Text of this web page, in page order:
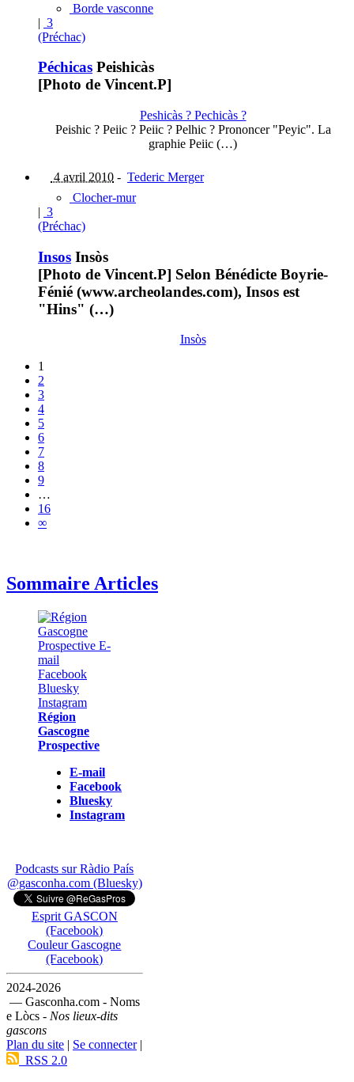
Borde vasconne
| 3
(Préchac)
Péchicas Peishicàs
[Photo de Vincent.P]
Peshicàs ? Pechicàs ?
Peishic ? Peiic ? Peiic ? Pelhic ? Prononcer "Peyic". La
graphie Peiic (…)
4 avril 2010 - Tederic Merger
Clocher-mur
| 3
(Préchac)
Insos Insòs
[Photo de Vincent.P] Selon Bénédicte Boyrie-
Fénié (www.archeolandes.com), Insos est
"Hins" (…)
Insòs
1
2
3
4
5
6
7
8
9
…
16
∞
Sommaire Articles
Région
Gascogne
Prospective
E-mail
Facebook
Bluesky
Instagram
Podcasts sur Ràdio País
@gasconha.com (Bluesky)
Esprit GASCON
(Facebook)
Couleur Gascogne
(Facebook)
2024-2026
— Gasconha.com - Noms
e Lòcs - Nos lieux-dits
gascons
Plan du site | Se connecter|
RSS 2.0